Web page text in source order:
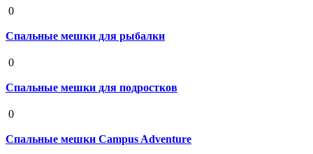
0
Спальные мешки для рыбалки
0
Спальные мешки для подростков
0
Спальные мешки Campus Adventure